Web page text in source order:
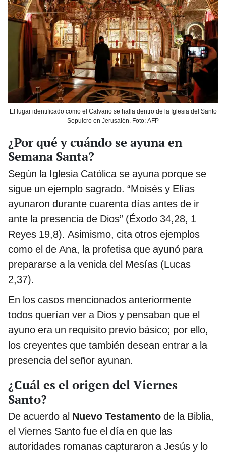
El lugar identificado como el Calvario se halla dentro de la Iglesia del Santo
Sepulcro en Jerusalén. Foto: AFP
¿Por qué y cuándo se ayuna en
Semana Santa?
Según la Iglesia Católica se ayuna porque se
sigue un ejemplo sagrado. “Moisés y Elías
ayunaron durante cuarenta días antes de ir
ante la presencia de Dios” (Éxodo 34,28, 1
Reyes 19,8). Asimismo, cita otros ejemplos
como el de Ana, la profetisa que ayunó para
prepararse a la venida del Mesías (Lucas
2,37).
En los casos mencionados anteriormente
todos querían ver a Dios y pensaban que el
ayuno era un requisito previo básico; por ello,
los creyentes que también desean entrar a la
presencia del señor ayunan.
¿Cuál es el origen del Viernes
Santo?
De acuerdo al Nuevo Testamento de la Biblia,
el Viernes Santo fue el día en que las
autoridades romanas capturaron a Jesús y lo